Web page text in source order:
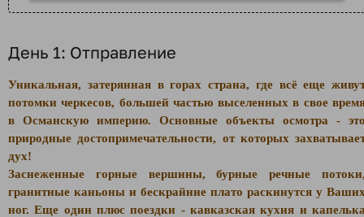
День 1: Отправление
Уникальная, затерянная в горах страна, где всё еще
потомки черкесов, большей частью выселенных в свое
в Османскую империю. Основные объекты осмотра -
природные достопримечательности, от которых
дух!
Заснеженные горные вершины, бурные речные
гранитные каньоны и бескрайние плато раскинутся у
ног. Еще один плюс поездки - кавказская кухня и